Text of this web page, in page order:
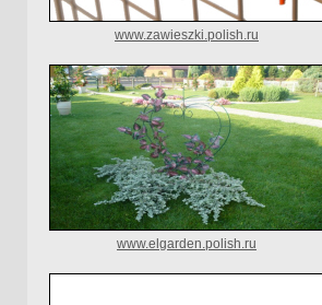
www.zawieszki.polish.ru
www.elgarden.polish.ru